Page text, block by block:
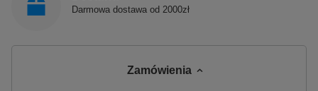
na prowadzenie biznesu. Jest innowacyjnym i
akrylu.
Darmowa dostawa od 2000zł
Zamówienia